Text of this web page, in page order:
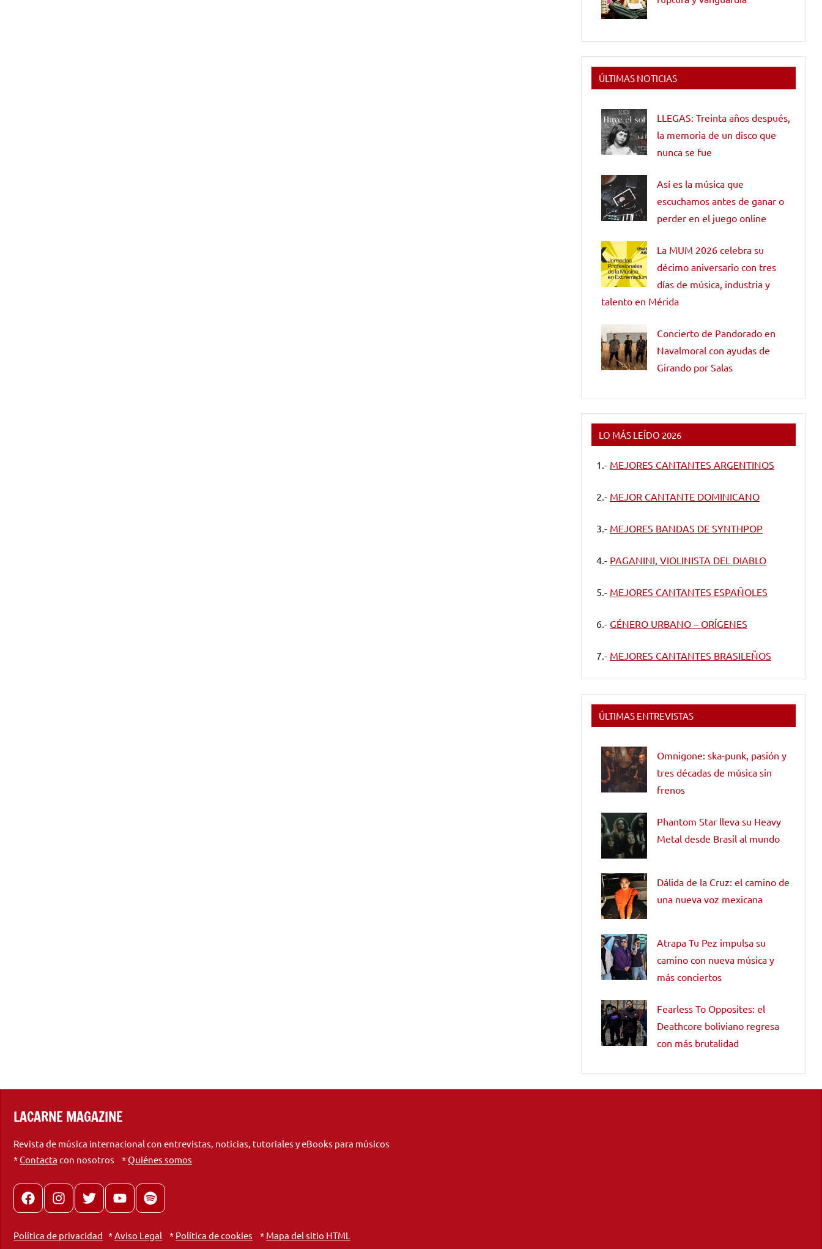
ÚLTIMAS NOTICIAS
LLEGAS: Treinta años después,
la memoria de un disco que
nunca se fue
Así es la música que
escuchamos antes de ganar o
perder en el juego online
La MUM 2026 celebra su
décimo aniversario con tres
días de música, industria y
talento en Mérida
Concierto de Pandorado en
Navalmoral con ayudas de
Girando por Salas
LO MÁS LEÍDO 2026
1.- MEJORES CANTANTES ARGENTINOS
2.- MEJOR CANTANTE DOMINICANO
3.- MEJORES BANDAS DE SYNTHPOP
4.- PAGANINI, VIOLINISTA DEL DIABLO
5.- MEJORES CANTANTES ESPAÑOLES
6.- GÉNERO URBANO – ORÍGENES
7.- MEJORES CANTANTES BRASILEÑOS
ÚLTIMAS ENTREVISTAS
Omnigone: ska-punk, pasión y
tres décadas de música sin
frenos
Phantom Star lleva su Heavy
Metal desde Brasil al mundo
Dálida de la Cruz: el camino de
una nueva voz mexicana
Atrapa Tu Pez impulsa su
camino con nueva música y
más conciertos
Fearless To Opposites: el
Deathcore boliviano regresa
con más brutalidad
LACARNE MAGAZINE
Revista de música internacional con entrevistas, noticias, tutoriales y eBooks para músicos
*Contacta con nosotros *Quiénes somos
FacebookInstagram
X youtubespotify
Política de privacidad *Aviso Legal * Política de cookies * Mapa del sitio HTML